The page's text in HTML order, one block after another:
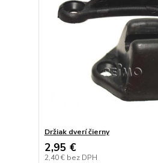
Držiak dverí čierny
2,95 €
2,40 € bez DPH